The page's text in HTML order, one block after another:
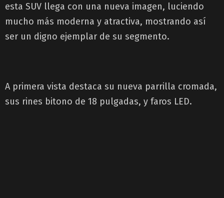
esta SUV llega con una nueva imagen, luciendo
mucho más moderna y atractiva, mostrando así
ser un digno ejemplar de su segmento.
A primera vista destaca su nueva parrilla cromada,
sus rines bitono de 18 pulgadas, y faros LED.